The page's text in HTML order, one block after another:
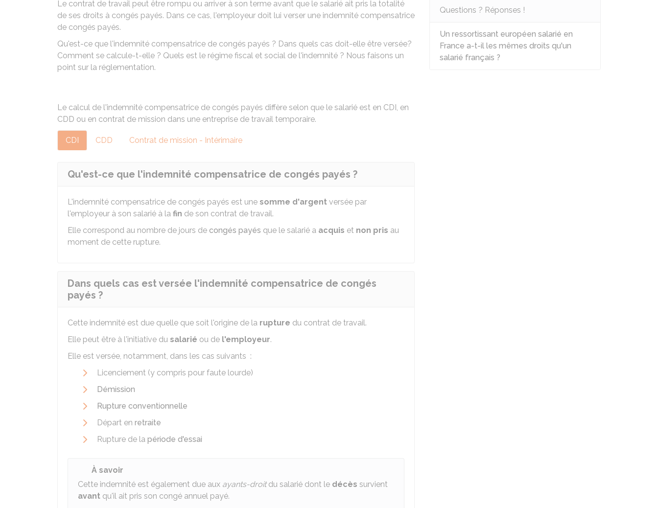
Le contrat de travail peut être rompu ou arriver à son terme avant que le salarié ait pris la totalité
de ses droits à congés payés. Dans ce cas, l'employeur doit lui verser une indemnité compensatrice
de congés payés.
Qu'est-ce que l'indemnité compensatrice de congés payés ? Dans quels cas doit-elle être versée?
Comment se calcule-t-elle ? Quels est le régime fiscal et social de l'indemnité ? Nous faisons un
point sur la réglementation.
Le calcul de l'indemnité compensatrice de congés payés diffère selon que le salarié est en CDI, en
CDD ou en contrat de mission dans une entreprise de travail temporaire.
CDI CDD Contrat de mission - Intérimaire
Qu'est-ce que l'indemnité compensatrice de congés payés ?
L'indemnité compensatrice de congés payés est une somme d'argent versée par
l'employeur à son salarié à la fin de son contrat de travail.
Elle correspond au nombre de jours de congés payés que le salarié a acquis et non pris au
moment de cette rupture.
Dans quels cas est versée l'indemnité compensatrice de congés
payés ?
Cette indemnité est due quelle que soit l'origine de la rupture du contrat de travail.
Elle peut être à l'initiative du salarié ou de l'employeur.
Elle est versée, notamment, dans les cas suivants :
Licenciement (y compris pour faute lourde)
Démission
Rupture conventionnelle
Départ en retraite
Rupture de la période d'essai
À savoir
Cette indemnité est également due aux ayants-droitdu salarié dont le décès survient
avant qu'il ait pris son congé annuel payé.
Questions ? Réponses !
Un ressortissant européen salarié en
France a-t-il les mêmes droits qu'un
salarié français ?